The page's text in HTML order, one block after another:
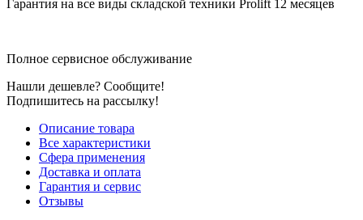
Гарантия на все виды складской техники Prolift 12 месяцев
Полное сервисное обслуживание
Нашли дешевле? Сообщите!
Подпишитесь на рассылку!
Описание товара
Все характеристики
Сфера применения
Доставка и оплата
Гарантия и сервис
Отзывы